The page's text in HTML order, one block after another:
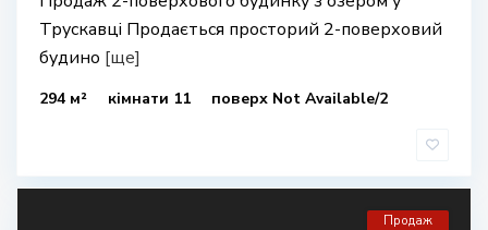
Трускавці Продається просторий 2-поверховий
будино [ще]
294 м² кімнати 11 поверх Not Available/2
Продаж